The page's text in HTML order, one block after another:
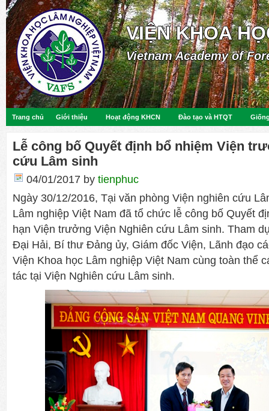
VIỆN KHOA
Vietnam Academy of
Trang chủ Giới thiệu Hoạt động KHCN Đào tạo và HTQT
Lễ công bố Quyết định bổ nhiệm Viện
cứu Lâm sinh
04/01/2017 by tienphuc
Ngày 30/12/2016, Tại văn phòng Viện nghiên cứu
Lâm nghiệp Việt Nam đã tổ chức lễ công bố Quyết
hạn Viện trưởng Viện Nghiên cứu Lâm sinh. Tham
Đại Hải, Bí thư Đảng ủy, Giám đốc Viện, Lãnh đạo
Viện Khoa học Lâm nghiệp Việt Nam cùng toàn thể
tác tại Viện Nghiên cứu Lâm sinh.